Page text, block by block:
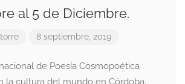
al 5 de Diciembre.
8 septiembre, 2019
de Poesía Cosmopoética
la cultura del mundo en Córdoba.